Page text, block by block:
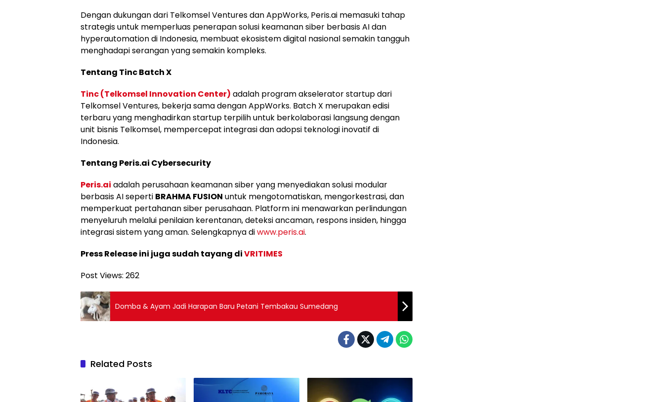
Dengan dukungan dari Telkomsel Ventures dan AppWorks, Peris.ai memasuki tahap
strategis untuk memperluas penerapan solusi keamanan siber berbasis AI dan
hyperautomation di Indonesia, membuat ekosistem digital nasional semakin tangguh
menghadapi serangan yang semakin kompleks.
Tentang Tinc Batch X
Tinc (Telkomsel Innovation Center) adalah program akselerator startup dari
Telkomsel Ventures, bekerja sama dengan AppWorks. Batch X merupakan edisi
terbaru yang menghadirkan startup terpilih untuk berkolaborasi langsung dengan
unit bisnis Telkomsel, mempercepat integrasi dan adopsi teknologi inovatif di
Indonesia.
Tentang Peris.ai Cybersecurity
Peris.ai adalah perusahaan keamanan siber yang menyediakan solusi modular
berbasis AI seperti BRAHMA FUSION untuk mengotomatiskan, mengorkestrasi, dan
memperkuat pertahanan siber perusahaan. Platform ini menawarkan perlindungan
menyeluruh melalui penilaian kerentanan, deteksi ancaman, respons insiden, hingga
integrasi sistem yang aman. Selengkapnya diwww.peris.ai.
Press Release ini juga sudah tayang diVRITIMES
Post Views: 262
Domba & Ayam Jadi Harapan Baru Petani Tembakau Sumedang
Related Posts